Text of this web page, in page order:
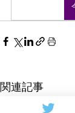
関連記事